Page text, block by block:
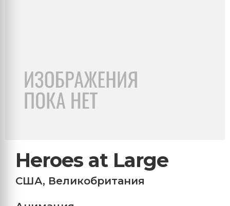
Heroes at Large
США, Великобритания